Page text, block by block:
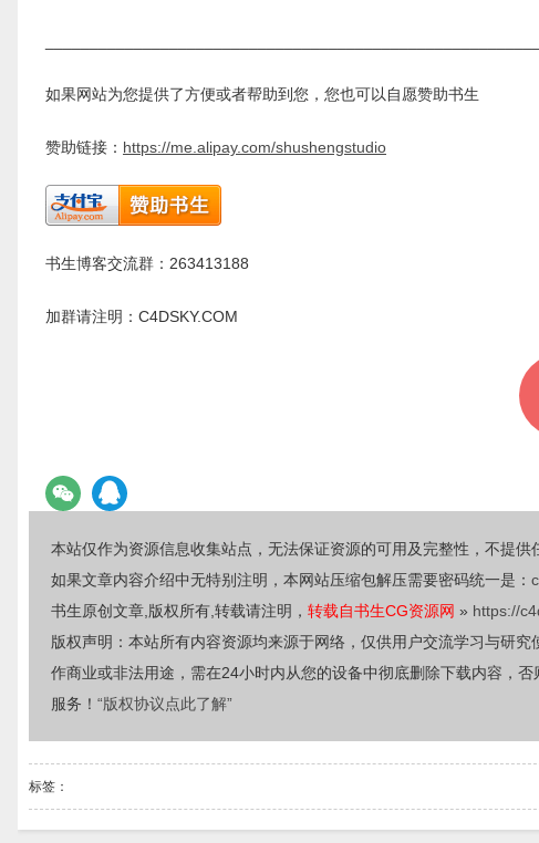
如果网站为您提供了方便或者帮助到您，您也可以自愿赞助书生
赞助链接： https://me.alipay.com/shushengstudio
书生博客交流群：263413188
加群请注明：C4DSKY.COM
本站仅作为资源信息收集站点，无法保证资源的可用及完整性，不提供
如果文章内容介绍中无特别注明，本网站压缩包解压需要密码统一是：
书生原创文章,版权所有,转载请注明， 转载自书生CG资源网 » https://
版权声明：本站所有内容资源均来源于网络，仅供用户交流学习与研
作商业或非法用途，需在24小时内从您的设备中彻底删除下载内容，
服务！ “版权协议点此了解”
标签：